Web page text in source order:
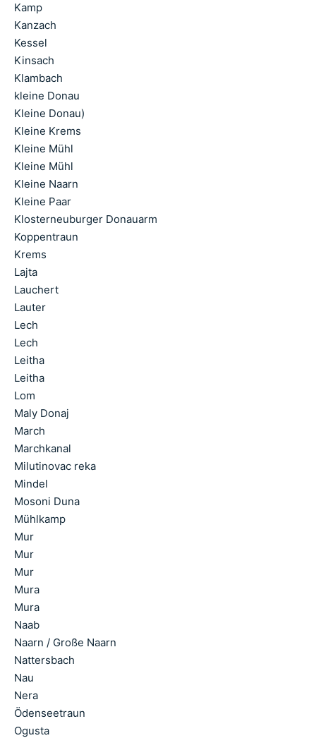
Kamp
Kanzach
Kessel
Kinsach
Klambach
kleine Donau
Kleine Donau)
Kleine Krems
Kleine Mühl
Kleine Mühl
Kleine Naarn
Kleine Paar
Klosterneuburger Donauarm
Koppentraun
Krems
Lajta
Lauchert
Lauter
Lech
Lech
Leitha
Leitha
Lom
Maly Donaj
March
Marchkanal
Milutinovac reka
Mindel
Mosoni Duna
Mühlkamp
Mur
Mur
Mur
Mura
Mura
Naab
Naarn / Große Naarn
Nattersbach
Nau
Nera
Ödenseetraun
Ogusta